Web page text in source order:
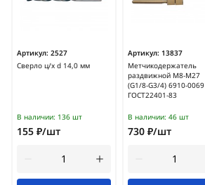
Артикул: 2527
Сверло ц/х d 14,0 мм
В наличии: 136 шт
155 ₽/шт
Артикул: 13837
Метчикодержатель
раздвижной М8-М27
(G1/8-G3/4) 6910-0069
ГОСТ22401-83
В наличии: 46 шт
730 ₽/шт